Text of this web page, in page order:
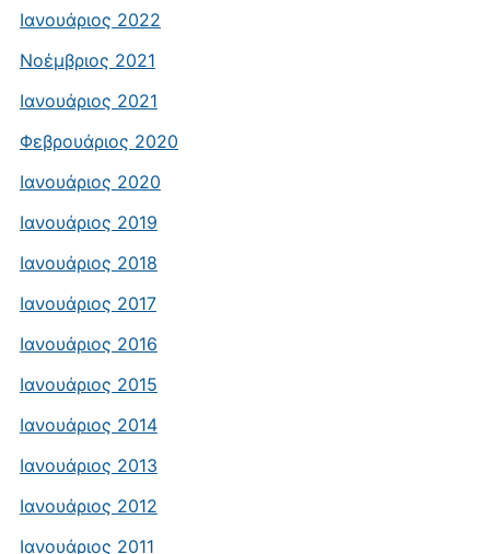
Ιανουάριος 2022
Νοέμβριος 2021
Ιανουάριος 2021
Φεβρουάριος 2020
Ιανουάριος 2020
Ιανουάριος 2019
Ιανουάριος 2018
Ιανουάριος 2017
Ιανουάριος 2016
Ιανουάριος 2015
Ιανουάριος 2014
Ιανουάριος 2013
Ιανουάριος 2012
Ιανουάριος 2011